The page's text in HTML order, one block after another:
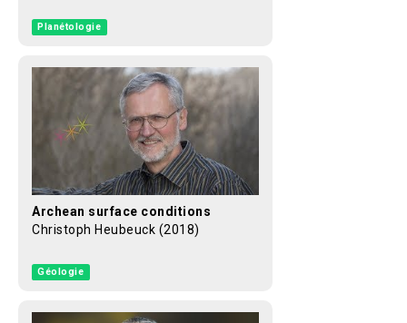
Planétologie
Archean surface conditions
Christoph Heubeuck (2018)
Géologie